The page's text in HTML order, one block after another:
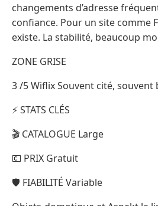
changements d’adresse
confiance. Pour un site comme
existe. La stabilité, beaucoup
ZONE GRISE
3 /5 Wiflix Souvent cité, souvent
⚡ STATS CLÉS
🎬 CATALOGUE Large
💶 PRIX Gratuit
🛡️ FIABILITÉ Variable